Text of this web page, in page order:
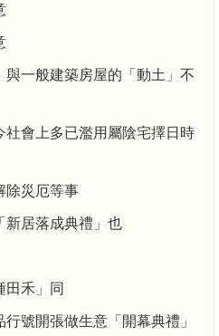
一般建築房屋的「動土」不
會上多已濫用屬陰宅擇日時
除災厄等事
新居落成典禮」也
田禾」同
號開張做生意「開幕典禮」